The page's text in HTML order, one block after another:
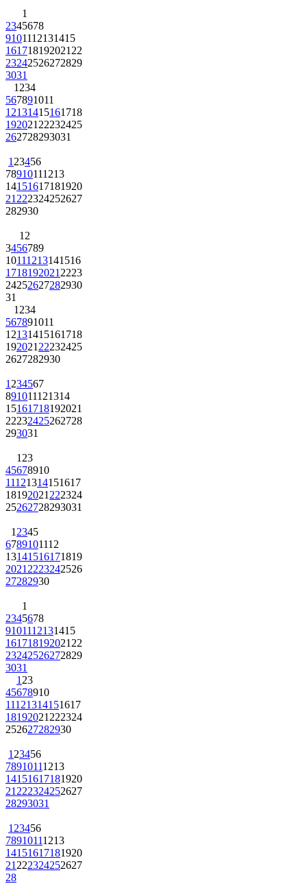
1
2345678
9101112131415
16171819202122
23242526272829
3031
1234
567891011
12131415161718
19202122232425
262728293031
123456
78910111213
14151617181920
21222324252627
282930
12
3456789
10111213141516
17181920212223
24252627282930
31
1234
567891011
12131415161718
19202122232425
2627282930
1234567
891011121314
15161718192021
22232425262728
293031
123
45678910
11121314151617
18192021222324
25262728293031
12345
6789101112
13141516171819
20212223242526
27282930
1
2345678
9101112131415
16171819202122
23242526272829
3031
123
45678910
11121314151617
18192021222324
252627282930
123456
78910111213
14151617181920
21222324252627
28293031
123456
78910111213
14151617181920
21222324252627
28